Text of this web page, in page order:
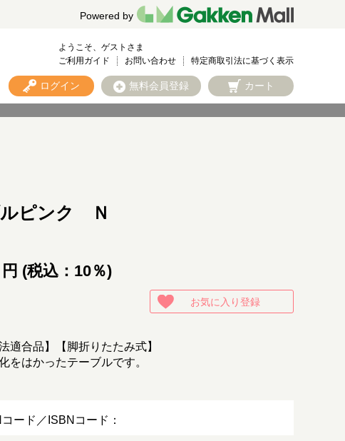
Powered by
ようこそ、ゲストさま
ご利用ガイド
お問い合わせ 特定商取引法に基づく表示
ログイン 無料会員登録 カート
ルピンク Ｎ
円 (税込：10％)
お気に入り登録
適合品】【脚折りたたみ式】
をはかったテーブルです。
ード／ISBNコード：